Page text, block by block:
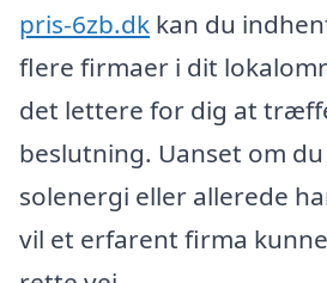
pris-6zb.dk kan du
flere firmaer i dit
det lettere for dig at
beslutning. Uanset om
solenergi eller allerede
vil et erfarent firma